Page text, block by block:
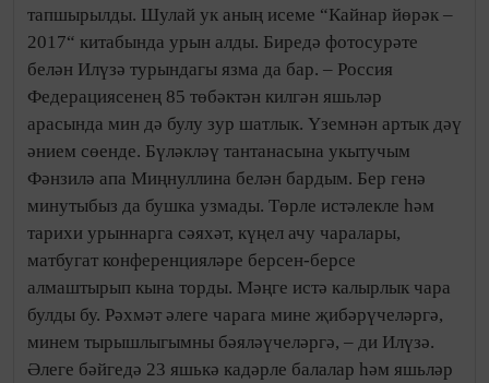
тапшырылды. Шулай ук аның исеме “Кайнар йөрәк –
2017“ китабында урын алды. Биредә фотосурәте
белән Илүзә турындагы язма да бар. – Россия
Федерациясенең 85 төбәктән килгән яшьләр
арасында мин дә булу зур шатлык. Үземнән артык дәү
әнием сөенде. Бүләкләү тантанасына укытучым
Фәнзилә апа Миңнуллина белән бардым. Бер генә
минутыбыз да бушка узмады. Төрле истәлекле һәм
тарихи урыннарга сәяхәт, күңел ачу чаралары,
матбугат конференцияләре берсен-берсе
алмаштырып кына торды. Мәңге истә калырлык чара
булды бу. Рәхмәт әлеге чарага мине җибәрүчеләргә,
минем тырышлыгымны бәяләүчеләргә, – ди Илүзә.
Әлеге бәйгедә 23 яшькә кадәрле балалар һәм яшьләр